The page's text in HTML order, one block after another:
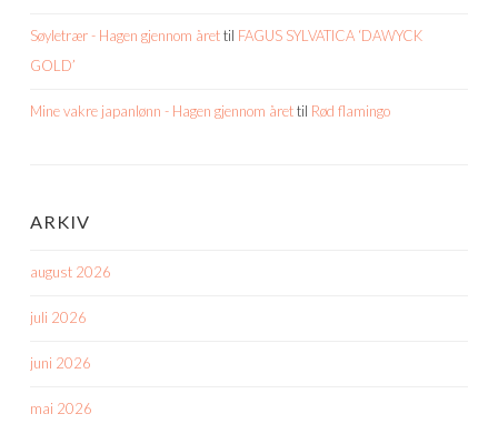
Søyletrær - Hagen gjennom årettil FAGUS SYLVATICA ‘DAWYCK
GOLD’
Mine vakre japanlønn - Hagen gjennom årettil Rød flamingo
ARKIV
august 2026
juli 2026
juni 2026
mai 2026